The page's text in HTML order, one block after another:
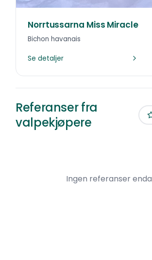
Norrtussarna Miss Miracle
Bichon havanais
Se detaljer
Referanser fra
valpekjøpere
Ingen referanser enda